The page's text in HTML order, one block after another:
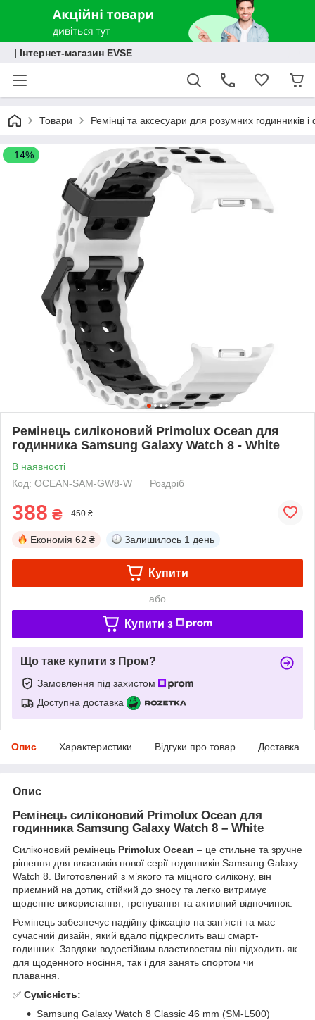
| Інтернет-магазин EVSE
Товари Ремінці та аксесуари для розумних годинників і
–14%
Ремінець силіконовий Primolux Ocean для
годинника Samsung Galaxy Watch 8 - White
В наявності
Код: OCEAN-SAM-GW8-W
Роздріб
388 ₴ 450 ₴
Економія 62 ₴ Залишилось 1 день
Купити
або
Купити з
Що таке купити з Пром?
Замовлення під захистом
Доступна доставка
Опис Характеристики Відгуки про товар Доставка
Опис
Ремінець силіконовий Primolux Ocean для
годинника Samsung Galaxy Watch 8 – White
Силіконовий ремінець Primolux Ocean – це стильне та зручне
рішення для власників нової серії годинників Samsung Galaxy
Watch 8. Виготовлений з м’якого та міцного силікону, він
приємний на дотик, стійкий до зносу та легко витримує
щоденне використання, тренування та активний відпочинок.
Ремінець забезпечує надійну фіксацію на зап’ясті та має
сучасний дизайн, який вдало підкреслить ваш смарт-
годинник. Завдяки водостійким властивостям він підходить як
для щоденного носіння, так і для занять спортом чи
плавання.
✅ Сумісність:
Samsung Galaxy Watch 8 Classic 46 mm (SM-L500)